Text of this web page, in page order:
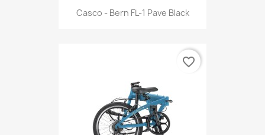
Casco - Bern FL-1 Pave Black
favorite_border